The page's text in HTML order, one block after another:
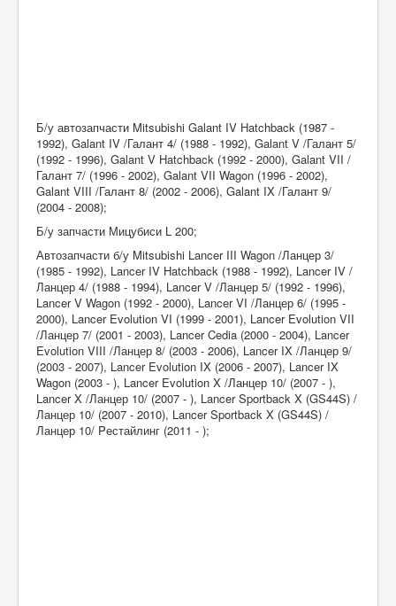
Б/у автозапчасти Mitsubishi Galant IV Hatchback (1987 -
1992), Galant IV /Галант 4/ (1988 - 1992), Galant V /Галант 5/
(1992 - 1996), Galant V Hatchback (1992 - 2000), Galant VII /
Галант 7/ (1996 - 2002), Galant VII Wagon (1996 - 2002),
Galant VIII /Галант 8/ (2002 - 2006), Galant IX /Галант 9/
(2004 - 2008);
Б/у запчасти Мицубиси L 200;
Автозапчасти б/у Mitsubishi Lancer III Wagon /Ланцер 3/
(1985 - 1992), Lancer IV Hatchback (1988 - 1992), Lancer IV /
Ланцер 4/ (1988 - 1994), Lancer V /Ланцер 5/ (1992 - 1996),
Lancer V Wagon (1992 - 2000), Lancer VI /Ланцер 6/ (1995 -
2000), Lancer Evolution VI (1999 - 2001), Lancer Evolution VII
/Ланцер 7/ (2001 - 2003), Lancer Cedia (2000 - 2004), Lancer
Evolution VIII /Ланцер 8/ (2003 - 2006), Lancer IX /Ланцер 9/
(2003 - 2007), Lancer Evolution IX (2006 - 2007), Lancer IX
Wagon (2003 - ), Lancer Evolution X /Ланцер 10/ (2007 - ),
Lancer X /Ланцер 10/ (2007 - ), Lancer Sportback X (GS44S) /
Ланцер 10/ (2007 - 2010), Lancer Sportback X (GS44S) /
Ланцер 10/ Pестайлинг (2011 - );